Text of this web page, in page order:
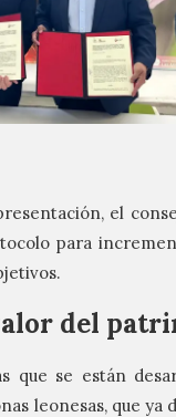
el
para
del
que se están
leonesas, que